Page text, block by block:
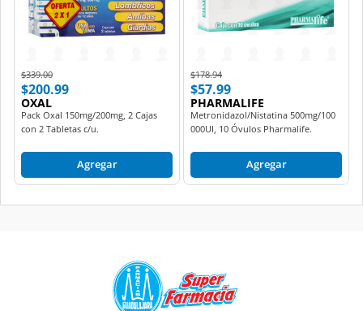
Price reduced from
$339.00to
$200.99
OXAL
Pack Oxal 150mg/200mg, 2 Cajas
con 2 Tabletas c/u.
Agregar
Price reduced from
$178.94to
$57.99
PHARMALIFE
Metronidazol/Nistatina 500mg/100
000UI, 10 Óvulos Pharmalife.
Agregar